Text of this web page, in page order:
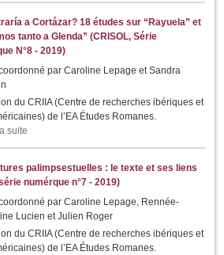
a Cortázar? 18 études sur “Rayuela” et
tanto a Glenda” (CRISOL, Série
N°8 - 2019)
par Caroline Lepage et Sandra
du CRIIA (Centre de recherches ibériques et
de l’EA Études Romanes.
suite
palimpsestuelles : le texte et ses liens
numérque n°7 - 2019)
par Caroline Lepage, Rennée-
Lucien et Julien Roger
du CRIIA (Centre de recherches ibériques et
de l’EA Études Romanes.